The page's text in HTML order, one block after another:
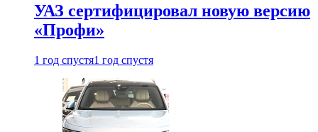
УАЗ сертифицировал новую версию
«Профи»
1 год спустя1 год спустя